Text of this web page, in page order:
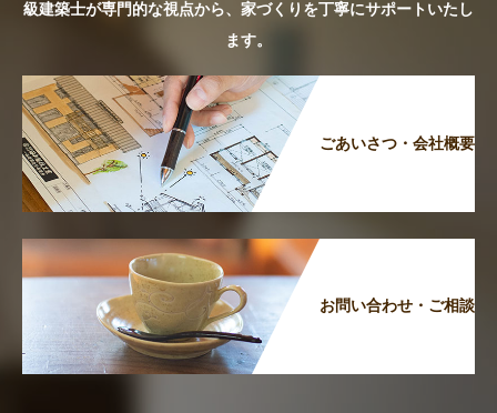
級建築士が専門的な視点から、家づくりを丁寧にサポートいたし
ます。
ごあいさつ・会社概要
お問い合わせ・ご相談